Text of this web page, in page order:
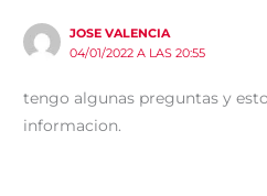
JOSE VALENCIA
04/01/2022 A LAS 20:55
tengo algunas preguntas y
informacion.